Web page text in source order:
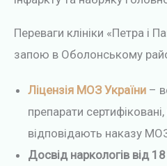
Переваги клініки «Петра і
запою в Оболонському
Ліцензія МОЗ України –
препарати
відповідають наказу
Досвід наркологів від 18